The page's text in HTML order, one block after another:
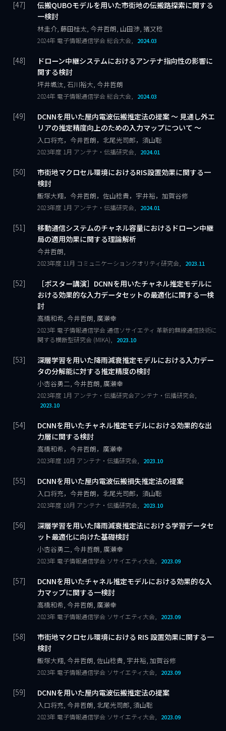
伝搬QUBOモデルを用いた市街地の伝搬路探索に関する
一検討
林圭介, 藤田桂太, 今井哲朗, 山田渉, 猪又稔
2024年 電子情報通信学会 総合大会, 2024.03
ドローン中継システムにおけるアンテナ指向性の影響に
関する検討
坪井颯汰, 石川裕大, 今井哲朗
2024年 電子情報通信学会 総合大会, 2024.03
DCNNを用いた屋内電波伝搬推定法の提案 ～ 見通し外エ
リアの推定精度向上のための入力マップについて ～
入口将充，今井哲朗，北尾光司郎，須山聡
2023年度 1月 アンテナ・伝播研究会, 2024.01
市街地マクロセル環境におけるRIS設置効果に関する一
検討
飯塚大翔，今井哲朗，佐山稔貴，宇井裕，加賀谷修
2023年度 1月 アンテナ・伝播研究会, 2024.01
移動通信システムのチャネル容量におけるドローン中継
局の適用効果に関する理論解析
今井哲朗,
2023年度 11月 コミュニケーションクオリティ研究会, 2023.11
［ポスター講演］DCNNを用いたチャネル推定モデルに
おける効果的な入力データセットの最適化に関する一検
討
高橋和希, 今井哲朗, 廣瀬幸
2023年 電子情報通信学会 通信ソサイエティ 革新的無線通信技術に
関する横断型研究会 (MIKA),
2023.10
深層学習を用いた降雨減衰推定モデルにおける入力デー
タの分解能に対する推定精度の検討
小枩谷勇二, 今井哲朗, 廣瀬幸
2023年度 1月 アンテナ・伝播研究会アンテナ・伝播研究会,
2023.10
DCNNを用いたチャネル推定モデルにおける効果的な出
力層に関する検討
高橋和希，今井哲朗，廣瀬幸
2023年度 10月 アンテナ・伝播研究会, 2023.10
DCNNを用いた屋内電波伝搬損失推定法の提案
入口将充，今井哲朗，北尾光司郎，須山聡
2023年度 10月 アンテナ・伝播研究会, 2023.10
深層学習を用いた降雨減衰推定法における学習データセ
ット最適化に向けた基礎検討
小枩谷勇二, 今井哲朗, 廣瀬幸
2023年 電子情報通信学会 ソサイエティ大会, 2023.09
DCNNを用いたチャネル推定モデルにおける効果的な入
力マップに関する一検討
高橋和希, 今井哲朗, 廣瀬幸
2023年 電子情報通信学会 ソサイエティ大会, 2023.09
市街地マクロセル環境における RIS 設置効果に関する一
検討
飯塚大翔, 今井哲朗, 佐山稔貴, 宇井裕, 加賀谷修
2023年 電子情報通信学会 ソサイエティ大会, 2023.09
DCNNを用いた屋内電波伝搬推定法の提案
入口将充, 今井哲朗, 北尾光司郎, 須山聡
2023年 電子情報通信学会 ソサイエティ大会, 2023.09